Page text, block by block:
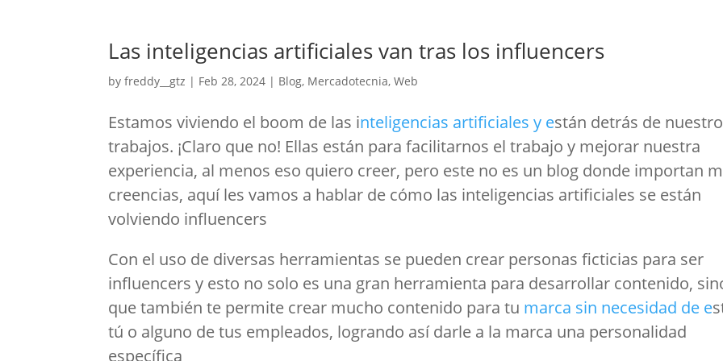
Las inteligencias artificiales van tras los influencers
byfreddy__gtz | Feb 28, 2024 | Blog, Mercadotecnia,Web
Estamos viviendo el boom de las inteligencias artificiales y están detrás de
trabajos. ¡Claro que no! Ellas están para facilitarnos el trabajo y mejorar nuestra
experiencia, al menos eso quiero creer, pero este no es un blog donde importan
creencias, aquí les vamos a hablar de cómo las inteligencias artificiales se están
volviendo influencers
Con el uso de diversas herramientas se pueden crear personas ficticias para ser
influencers y esto no solo es una gran herramienta para desarrollar contenido,
que también te permite crear mucho contenido para tu marca sin necesidad de e
tú o alguno de tus empleados, logrando así darle a la marca una personalidad
específica